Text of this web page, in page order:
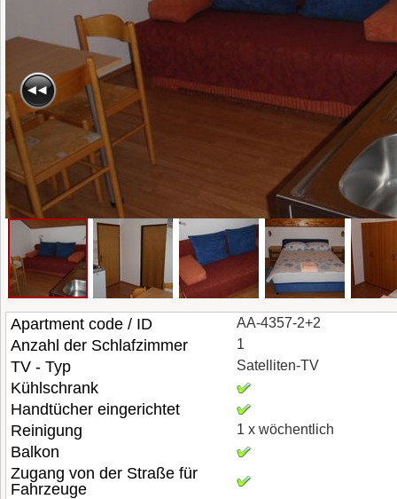
Apartment code / ID AA-4357-2+2
Anzahl der Schlafzimmer 1
TV - Typ Satelliten-TV
Kühlschrank
Handtücher eingerichtet
Reinigung
1 x wöchentlich
Balkon
Zugang von der Straße für
Fahrzeuge